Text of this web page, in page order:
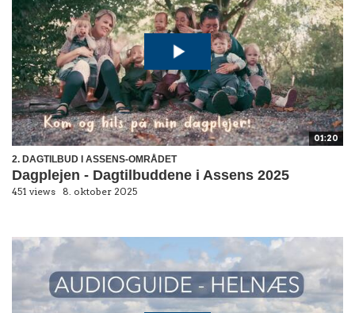
01:20
2. DAGTILBUD I ASSENS-OMRÅDET
Dagplejen - Dagtilbuddene i Assens 2025
451 views 8. oktober 2025